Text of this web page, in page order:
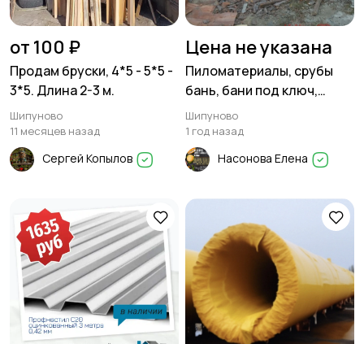
от 100 ₽
Продам бруски, 4*5 - 5*5 -
3*5. Длина 2-3 м.
Шипуново
11 месяцев назад
Сергей Копылов
Цена не указана
Пиломатериалы, срубы
бань, бани под ключ,
заборы и многое другое.
Шипуново
1 год назад
Насонова Елена